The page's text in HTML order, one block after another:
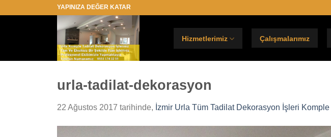
YAPINIZA DEĞER KATAR
Hizmetlerimiz Çalışmalarımız
urla-tadilat-dekorasyon
22 Ağustos 2017 tarihinde, İzmir Urla Tüm Tadilat Dekorasyon İşleri Komple